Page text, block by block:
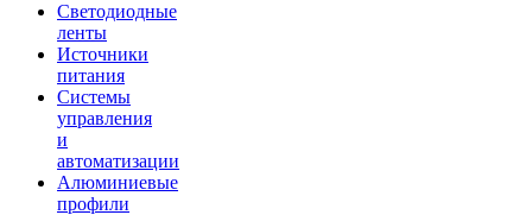
Светодиодные
ленты
Источники
питания
Системы
управления
и
автоматизации
Алюминиевые
профили